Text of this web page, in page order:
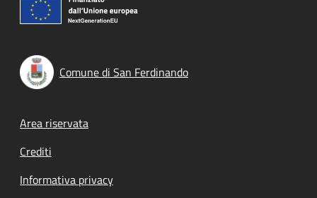
Comune di San Ferdinando
Footer menu
Area riservata
Crediti
Informativa privacy